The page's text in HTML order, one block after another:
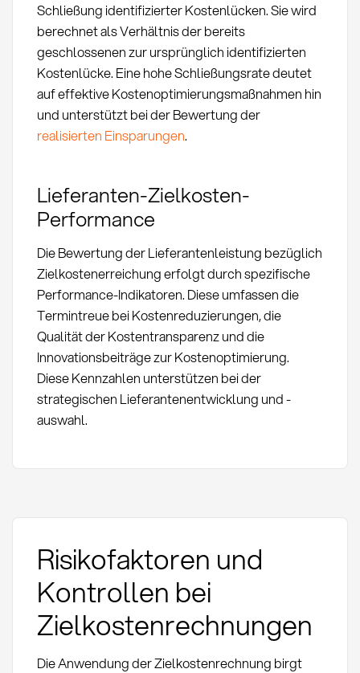
Schließung identifizierter Kostenlücken. Sie wird
berechnet als Verhältnis der bereits
geschlossenen zur ursprünglich identifizierten
Kostenlücke. Eine hohe Schließungsrate deutet
auf effektive Kostenoptimierungsmaßnahmen hin
und unterstützt bei der Bewertung der
realisierten Einsparungen.
Lieferanten-Zielkosten-
Performance
Die Bewertung der Lieferantenleistung bezüglich
Zielkostenerreichung erfolgt durch spezifische
Performance-Indikatoren. Diese umfassen die
Termintreue bei Kostenreduzierungen, die
Qualität der Kostentransparenz und die
Innovationsbeiträge zur Kostenoptimierung.
Diese Kennzahlen unterstützen bei der
strategischen Lieferantenentwicklung und -
auswahl.
Risikofaktoren und
Kontrollen bei
Zielkostenrechnungen
Die Anwendung der Zielkostenrechnung birgt